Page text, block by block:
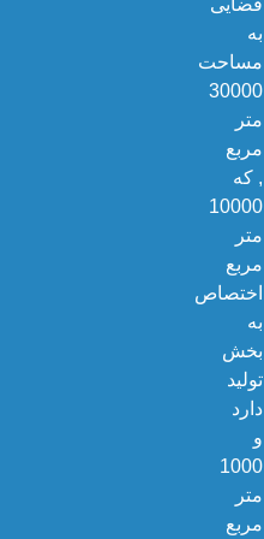
فضایی
به
مساحت
30000
متر
مربع
, که
10000
متر
مربع
اختصاص
به
بخش
تولید
دارد
و
1000
متر
مربع